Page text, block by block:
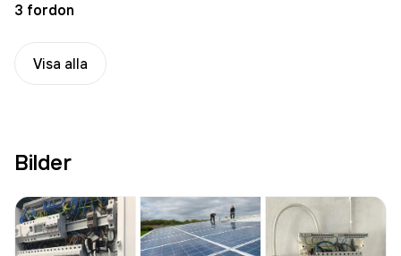
3 fordon
Visa alla
Bilder